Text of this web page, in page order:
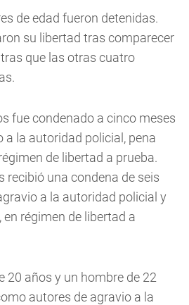
de edad fueron detenidas.
su libertad tras comparecer
que las otras cuatro
fue condenado a cinco meses
a la autoridad policial, pena
de libertad a prueba.
recibió una condena de seis
a la autoridad policial y
régimen de libertad a
20 años y un hombre de 22
autores de agravio a la